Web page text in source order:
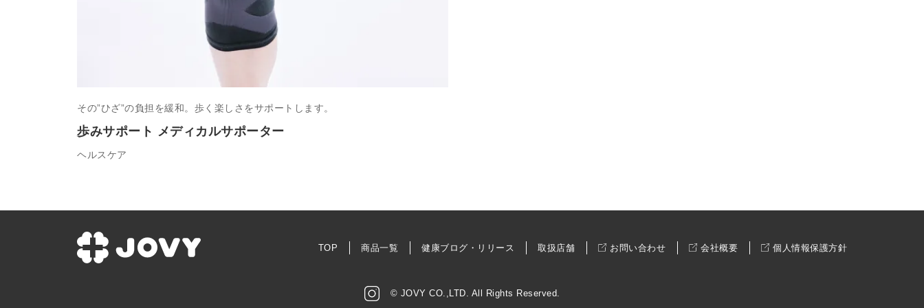
歩みサポート メディカルサポーター
その”ひざ”の負担を緩和。歩く楽しさをサポートします。
ヘルスケア
TOP 商品一覧 健康ブログ・リリース 取扱店舗 お問い合わせ 会社概要 個人情報保護方針
© JOVY CO.,LTD. All Rights Reserved.